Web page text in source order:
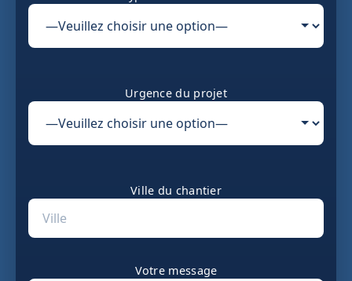
Urgence du projet
Ville du chantier
Votre message